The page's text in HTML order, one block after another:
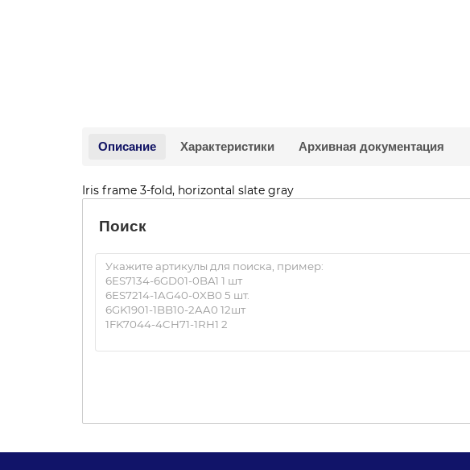
Описание Характеристики Архивная документация
Iris frame 3-fold, horizontal slate gray
Поиск